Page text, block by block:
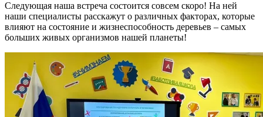
Следующая наша встреча состоится совсем скоро! На ней
наши специалисты расскажут о различных факторах, которые
влияют на состояние и жизнеспособность деревьев – самых
больших живых организмов нашей планеты!